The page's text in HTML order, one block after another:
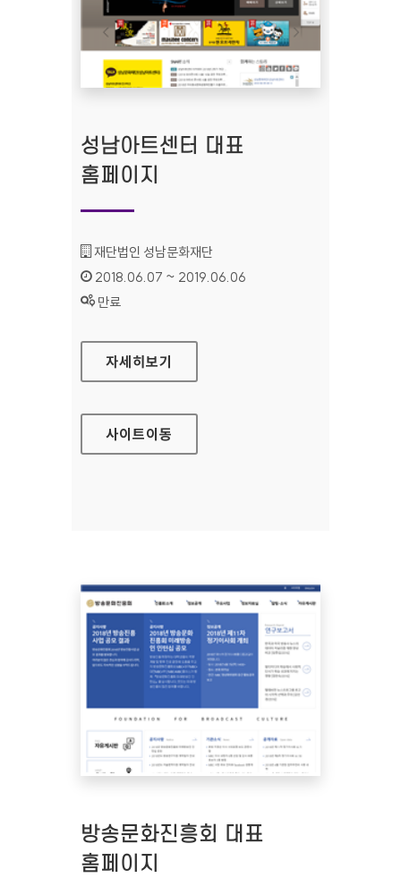
성남아트센터 대표
홈페이지
기관명 :
재단법인 성남문화재단
인증기간 :
2018.06.07 ~ 2019.06.06
상태 :
만료
성남아트센터 대표 홈페이지
자세히보기
사이트이동
방송문화진흥회 대표
홈페이지